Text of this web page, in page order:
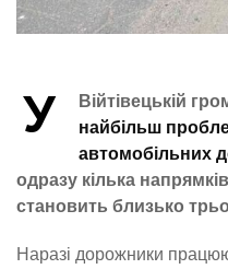
У Війтівецькій
найбільш
автомобільних
одразу кілька
становить близько
Наразі дорожники